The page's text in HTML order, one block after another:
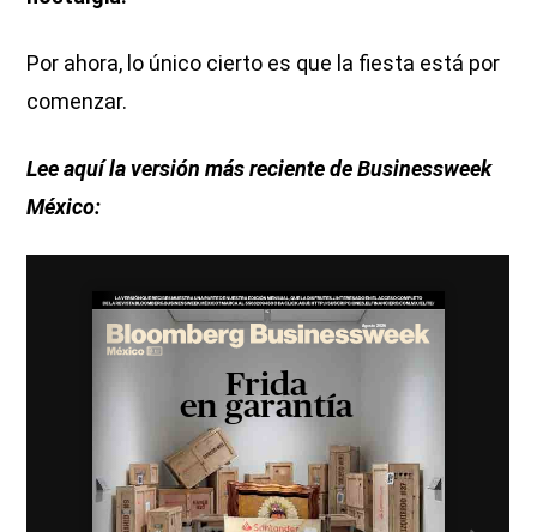
Por ahora, lo único cierto es que la fiesta está por
comenzar.
Lee aquí la versión más reciente de Businessweek
México: